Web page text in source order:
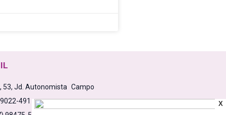
53, Jd. Autonomista Campo
491
X